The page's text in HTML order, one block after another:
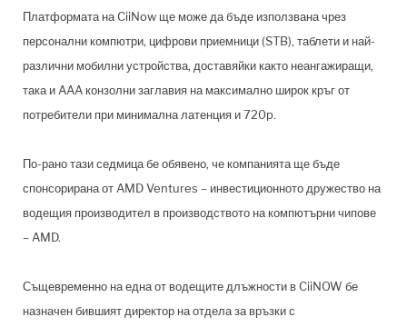
Платформата на CiiNow ще може да бъде използвана чрез
персонални компютри, цифрови приемници (STB), таблети и най-
различни мобилни устройства, доставяйки както неангажиращи,
така и AAA конзолни заглавия на максимално широк кръг от
потребители при минимална латенция и 720p.
По-рано тази седмица бе обявено, че компанията ще бъде
спонсорирана от AMD Ventures – инвестиционното дружество на
водещия производител в производството на компютърни чипове
– AMD.
Същевременно на една от водещите длъжности в CiiNOW бе
назначен бившият директор на отдела за връзки с